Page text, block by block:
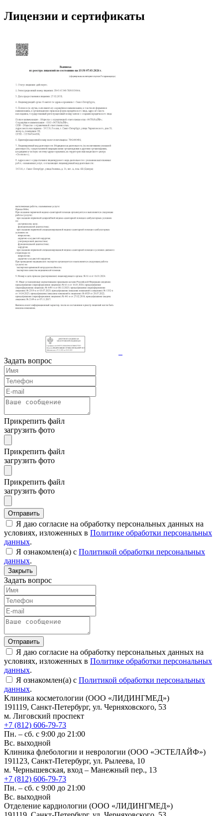
Лицензии и сертификаты
Задать вопрос
Прикрепить файл
загрузить фото
Прикрепить файл
загрузить фото
Прикрепить файл
загрузить фото
Отправить
Я даю согласие на обработку персональных данных на
условиях, изложенных в Политике обработки персональных
данных.
Я ознакомлен(а) с Политикой обработки персональных
данных.
Закрыть
Задать вопрос
Отправить
Я даю согласие на обработку персональных данных на
условиях, изложенных в Политике обработки персональных
данных.
Я ознакомлен(а) с Политикой обработки персональных
данных.
Клиника косметологии (ООО «ЛИДИНГМЕД»)
191119, Санкт-Петербург, ул. Черняховского, 53
м. Лиговский проспект
+7 (812) 606-79-73
Пн. – сб. с 9:00 до 21:00
Вс. выходной
Клиника флебологии и неврологии (ООО «ЭСТЕЛАЙФ»)
191123, Санкт-Петербург, ул. Рылеева, 10
м. Чернышевская, вход – Манежный пер., 13
+7 (812) 606-79-73
Пн. – сб. с 9:00 до 21:00
Вс. выходной
Отделение кардиологии (ООО «ЛИДИНГМЕД»)